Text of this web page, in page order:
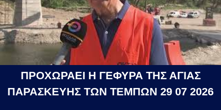
ΠΡΟΧΩΡΑΕΙ Η ΓΕΦΥΡΑ ΤΗΣ ΑΓΙΑΣ
ΠΑΡΑΣΚΕΥΗΣ ΤΩΝ ΤΕΜΠΩΝ 29 07 2026